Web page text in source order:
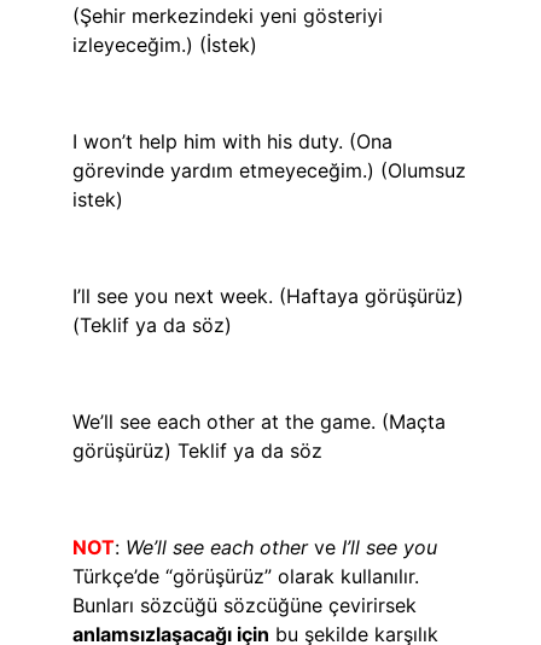
(Şehir merkezindeki yeni gösteriyi
izleyeceğim.) (İstek)
I won’t help him with his duty. (Ona
görevinde yardım etmeyeceğim.) (Olumsuz
istek)
I’ll see you next week. (Haftaya görüşürüz)
(Teklif ya da söz)
We’ll see each other at the game. (Maçta
görüşürüz) Teklif ya da söz
NOT: We’ll see each otherve I’ll see you
Türkçe’de “görüşürüz” olarak kullanılır.
Bunları sözcüğü sözcüğüne çevirirsek
anlamsızlaşacağı için bu şekilde karşılık